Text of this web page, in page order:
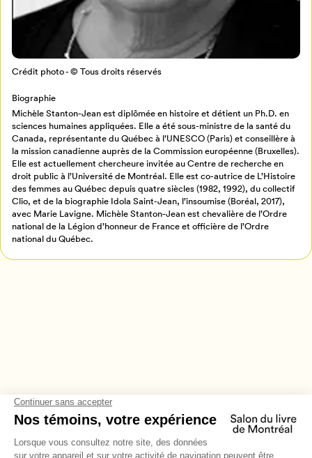
Programmation
Retour à l’accueil
Crédit photo - © Tous droits réservés
Biographie
Michèle Stanton-Jean est diplômée en histoire et détient un Ph.D. en
sciences humaines appliquées. Elle a été sous-ministre de la santé du
Canada, représentante du Québec à l’UNESCO (Paris) et conseillère à
la mission canadienne auprès de la Commission européenne (Bruxelles).
Elle est actuellement chercheure invitée au Centre de recherche en
droit public à l’Université de Montréal. Elle est co-autrice de L’Histoire
des femmes au Québec depuis quatre siècles (1982, 1992), du collectif
Clio, et de la biographie Idola Saint-Jean, l’insoumise (Boréal, 2017),
avec Marie Lavigne. Michèle Stanton-Jean est chevalière de l’Ordre
national de la Légion d’honneur de France et officière de l’Ordre
national du Québec.
Pour enregistrer vos favoris,
connectez-vous ou créez votre profil
Mon Salon
Créer un profil
Annuler